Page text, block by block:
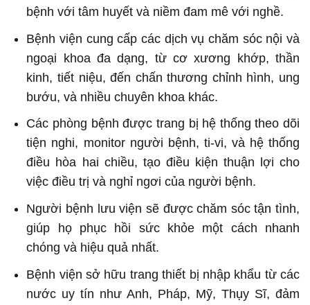
bệnh với tâm huyết và niềm đam mê với nghề.
Bệnh viện cung cấp các dịch vụ chăm sóc nội và
ngoại khoa đa dạng, từ cơ xương khớp, thần
kinh, tiết niệu, đến chấn thương chỉnh hình, ung
bướu, và nhiều chuyên khoa khác.
Các phòng bệnh được trang bị hệ thống theo dõi
tiện nghi, monitor người bệnh, ti-vi, và hệ thống
điều hòa hai chiều, tạo điều kiện thuận lợi cho
việc điều trị và nghỉ ngơi của người bệnh.
Người bệnh lưu viện sẽ được chăm sóc tận tình,
giúp họ phục hồi sức khỏe một cách nhanh
chóng và hiệu quả nhất.
Bệnh viện sở hữu trang thiết bị nhập khẩu từ các
nước uy tín như Anh, Pháp, Mỹ, Thụy Sĩ, đảm